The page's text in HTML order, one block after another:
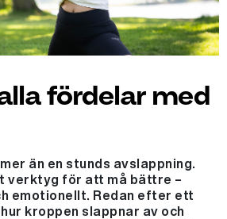
fördelar med
än en stunds avslappning.
verktyg för att må bättre –
emotionellt. Redan efter ett
kroppen slappnar av och